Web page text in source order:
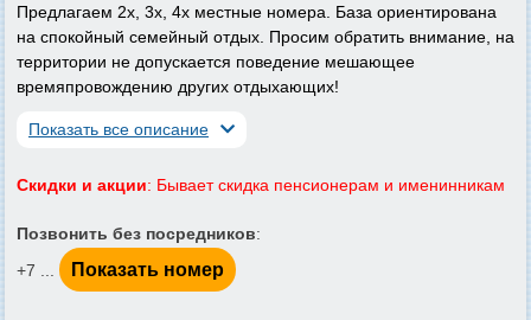
Предлагаем 2х, 3х, 4х местные номера. База ориентирована
на спокойный семейный отдых. Просим обратить внимание, на
территории не допускается поведение мешающее
времяпровождению других отдыхающих!
Показать все описание
Скидки и акции: Бывает скидка пенсионерам и именинникам
Позвонить без посредников:
+7 ...
Показать номер